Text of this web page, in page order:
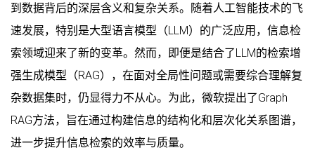
到数据背后的深层含义和复杂关系。随着人工智能技术的飞
速发展，特别是大型语言模型（LLM）的广泛应用，信息检
索领域迎来了新的变革。然而，即便是结合了LLM的检索增
强生成模型（RAG），在面对全局性问题或需要综合理解复
杂数据集时，仍显得力不从心。为此，微软提出了Graph
RAG方法，旨在通过构建信息的结构化和层次化关系图谱，
进一步提升信息检索的效率与质量。